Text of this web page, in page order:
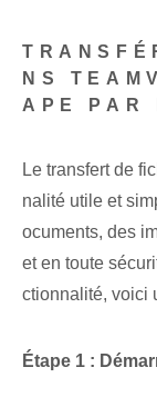
NS
APE PAR
Le transfert de
nalité utile et
ocuments, des
et en toute
ctionnalité,⁢ voici
Étape 1 :